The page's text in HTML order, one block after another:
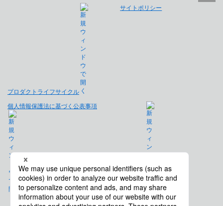
プロダクトライフサイクル
サイトポリシー
個人情報保護法に基づく公表事項
免責事項